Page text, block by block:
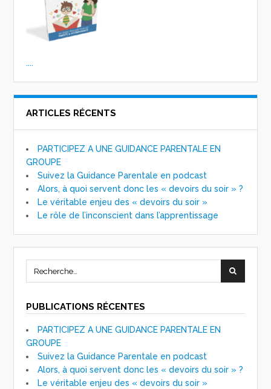
....
ARTICLES RÉCENTS
PARTICIPEZ A UNE GUIDANCE PARENTALE EN
GROUPE
Suivez la Guidance Parentale en podcast
Alors, à quoi servent donc les « devoirs du soir » ?
Le véritable enjeu des « devoirs du soir »
Le rôle de l’inconscient dans l’apprentissage
PUBLICATIONS RÉCENTES
PARTICIPEZ A UNE GUIDANCE PARENTALE EN
GROUPE
Suivez la Guidance Parentale en podcast
Alors, à quoi servent donc les « devoirs du soir » ?
Le véritable enjeu des « devoirs du soir »